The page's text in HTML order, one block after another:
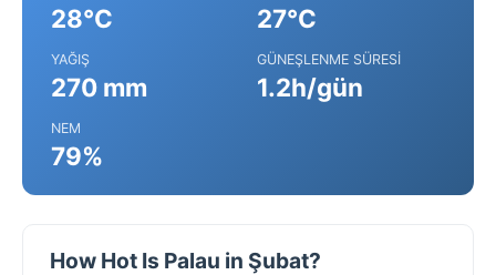
28°C 27°C
YAĞIŞ
270 mm
GÜNEŞLENME SÜRESI
1.2h/gün
NEM
79%
How Hot Is Palau in Şubat?